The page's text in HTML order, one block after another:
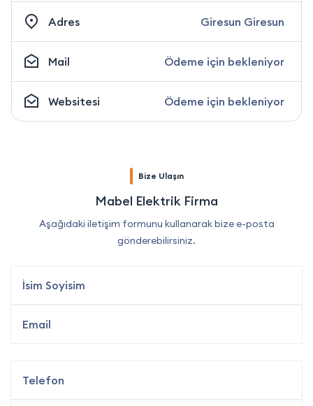
Adres Giresun Giresun
Mail Ödeme için bekleniyor
Websitesi Ödeme için bekleniyor
Bize Ulaşın
Mabel Elektrik Firma
Aşağıdaki iletişim formunu kullanarak bize e-posta
gönderebilirsiniz.